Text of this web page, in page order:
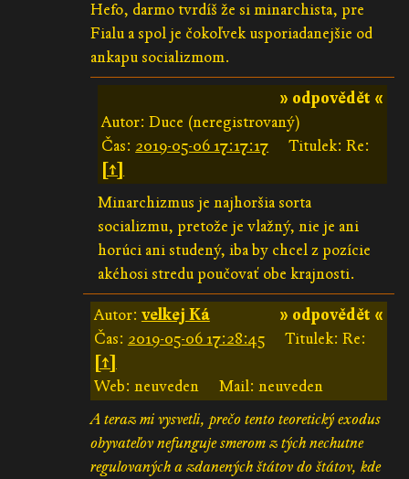
Hefo, darmo tvrdíš že si minarchista, pre
Fialu a spol je čokoľvek usporiadanejšie od
ankapu socializmom.
» odpovědět «
Autor: Duce (neregistrovaný)
Čas: 2019-05-06 17:17:17
Titulek: Re:
[↑]
Minarchizmus je najhoršia sorta
socializmu, pretože je vlažný, nie je ani
horúci ani studený, iba by chcel z pozície
akéhosi stredu poučovať obe krajnosti.
» odpovědět «
Autor: velkej Ká
Čas: 2019-05-06 17:28:45
Titulek: Re:
[↑]
Web: neuveden
Mail: neuveden
A teraz mi vysvetli, prečo tento teoretický exodus
obyvateľov nefunguje smerom z tých nechutne
regulovaných a zdanených štátov do štátov, kde